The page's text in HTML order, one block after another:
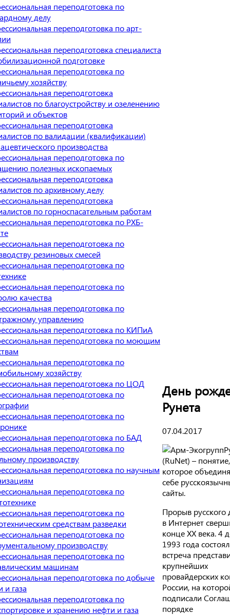
переподготовка по
делу
переподготовка по арт-
переподготовка специалиста
подготовке
переподготовка по
хозяйству
переподготовка
по благоустройству и озеленению
и объектов
переподготовка
по валидации (квалификации)
производства
переподготовка по
полезных ископаемых
переподготовка
по архивному делу
переподготовка
по горноспасательным работам
переподготовка по РХБ-
переподготовка по
резиновых смесей
переподготовка по
переподготовка по
качества
переподготовка по
управлению
переподготовка по КИПиА
переподготовка по моющим
переподготовка по
хозяйству
переподготовка по ЦОД
переподготовка по
переподготовка по
переподготовка по БАД
переподготовка по
производству
переподготовка по научным
переподготовка по
переподготовка по
средствам разведки
переподготовка по
производству
переподготовка по
машинам
переподготовка по добыче
и газа
переподготовка по
и хранению нефти и газа
День
Рунета
07.04.2017
(RuNet) – понятие,
которое
себе
сайты.
Прорыв русского
в Интернет
конце XX века. 4
1993 года
встреча
крупнейших
провайдерских
России, на
подписали
порядке